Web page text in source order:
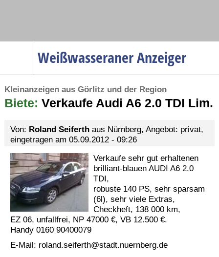
Weißwasseraner Anzeiger
Menüpunkte
Politik
Wirtschaft
Verkehr
Gesundheit
Kultur
Sport
Termine
Kostenlos
Kleinanzeigen aus Görlitz und der Region
Biete: Verkaufe Audi A6 2.0 TDI Lim.
Von: Roland Seiferthaus Nürnberg, Angebot: privat,
eingetragen am 05.09.2012 - 09:26
Verkaufe sehr gut erhaltenen
brilliant-blauen AUDI A6 2.0
TDI,
robuste 140 PS, sehr sparsam
(6l), sehr viele Extras,
Checkheft, 138 000 km,
EZ 06, unfallfrei, NP 47000 €, VB 12.500 €.
Handy 0160 90400079
E-Mail: roland.seiferth@stadt.nuernberg.de